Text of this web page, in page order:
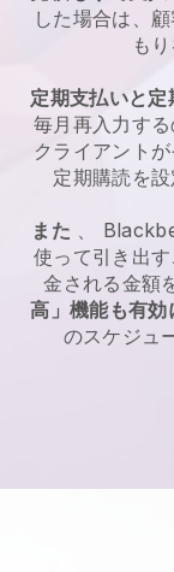
した場合は、
も
定期支払いと
毎月再入力す
クライアント
定期購読を
また
使って引き出
金される金額
高」機能も有効
のスケジュ